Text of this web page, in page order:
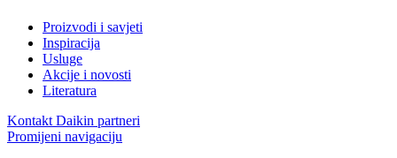
Proizvodi i savjeti
Inspiracija
Usluge
Akcije i novosti
Literatura
Kontakt Daikin partneri
Promijeni navigaciju